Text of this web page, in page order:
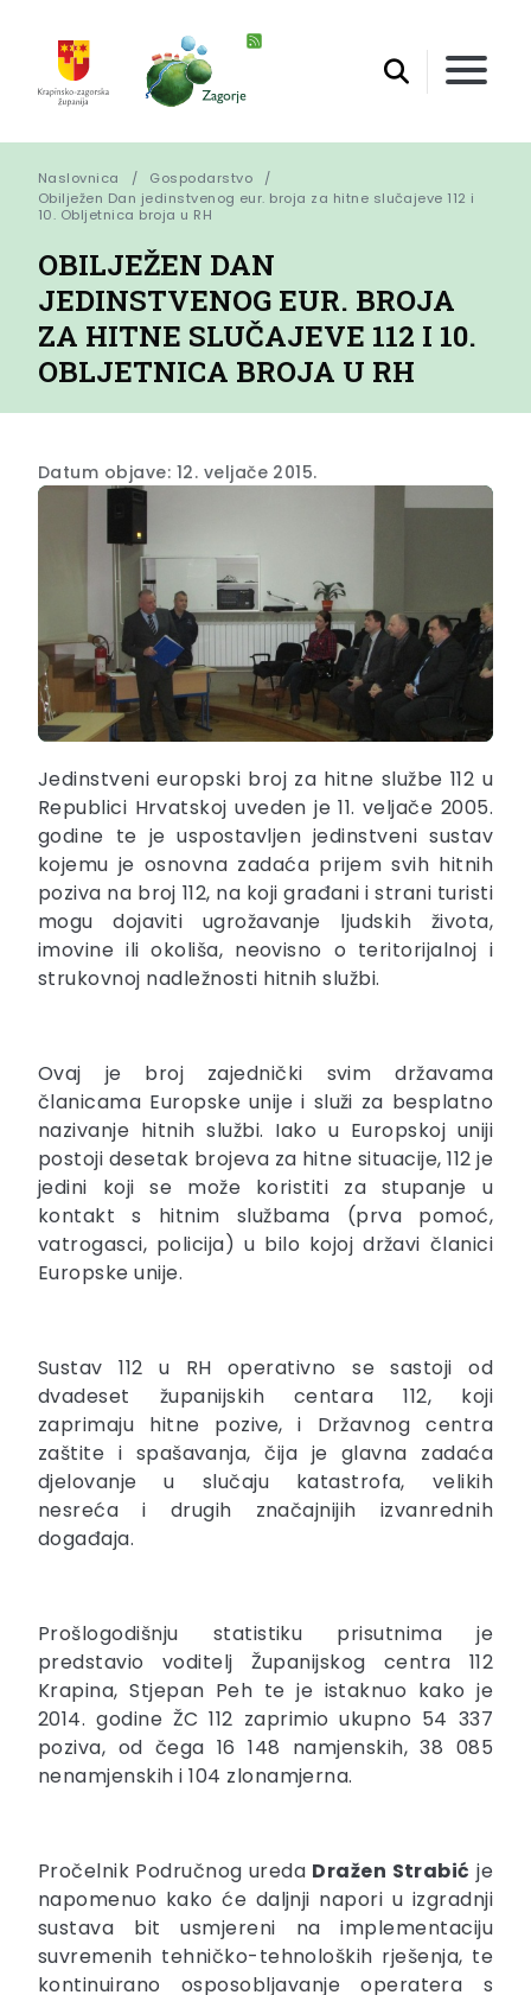
Naslovnica
Gospodarstvo
Obilježen Dan jedinstvenog eur. broja za hitne slučajeve 112 i
10. Obljetnica broja u RH
OBILJEŽEN DAN
JEDINSTVENOG EUR. BROJA
ZA HITNE SLUČAJEVE 112 I 10.
OBLJETNICA BROJA U RH
Datum objave: 12. veljače 2015.
Jedinstveni europski broj za hitne službe 112 u
Republici Hrvatskoj uveden je 11. veljače 2005.
godine te je uspostavljen jedinstveni sustav
kojemu je osnovna zadaća prijem svih hitnih
poziva na broj 112, na koji građani i strani turisti
mogu dojaviti ugrožavanje ljudskih života,
imovine ili okoliša, neovisno o teritorijalnoj i
strukovnoj nadležnosti hitnih službi.
Ovaj je broj zajednički svim državama
članicama Europske unije i služi za besplatno
nazivanje hitnih službi. Iako u Europskoj uniji
postoji desetak brojeva za hitne situacije, 112 je
jedini koji se može koristiti za stupanje u
kontakt s hitnim službama (prva pomoć,
vatrogasci, policija) u bilo kojoj državi članici
Europske unije.
Sustav 112 u RH operativno se sastoji od
dvadeset županijskih centara 112, koji
zaprimaju hitne pozive, i Državnog centra
zaštite i spašavanja, čija je glavna zadaća
djelovanje u slučaju katastrofa, velikih
nesreća i drugih značajnijih izvanrednih
događaja.
Prošlogodišnju statistiku prisutnima je
predstavio voditelj Županijskog centra 112
Krapina, Stjepan Peh te je istaknuo kako je
2014. godine ŽC 112 zaprimio ukupno 54 337
poziva, od čega 16 148 namjenskih, 38 085
nenamjenskih i 104 zlonamjerna.
Pročelnik Područnog ureda Dražen Strabić je
napomenuo kako će daljnji napori u izgradnji
sustava bit usmjereni na implementaciju
suvremenih tehničko-tehnoloških rješenja, te
kontinuirano osposobljavanje operatera s